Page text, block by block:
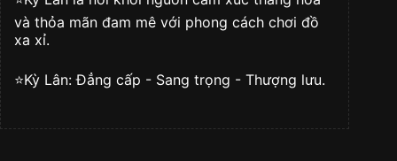
và thỏa mãn đam mê với phong cách chơi đồ
xa xỉ.
⭐️Kỳ Lân: Đẳng cấp - Sang trọng - Thượng lưu.